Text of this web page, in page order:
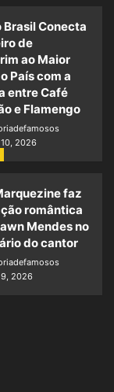
Brasil Conecta
de
ao Maior
País com a
entre Café
e Flamengo
2026
faz
romântica
Mendes no
do cantor
2026